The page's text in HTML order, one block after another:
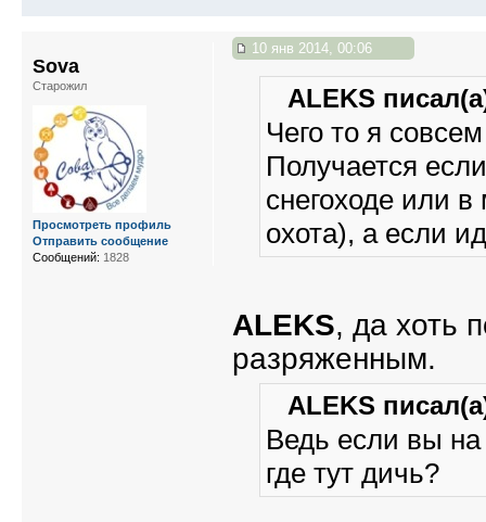
10 янв 2014, 00:06
ALEKS
Чего то я
Получается
снегоходе или
охота), а если
ALEKS, да хоть
разряженным.
ALEKS
Ведь если вы на
где тут дичь?
Sova
Старожил
Просмотреть профиль
Отправить сообщение
Сообщений: 1828